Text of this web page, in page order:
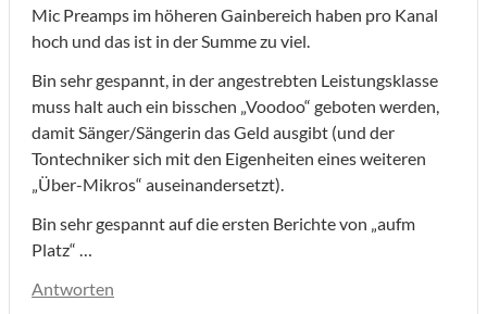
Mic Preamps im höheren Gainbereich haben pro Kanal
hoch und das ist in der Summe zu viel.
Bin sehr gespannt, in der angestrebten Leistungsklasse
muss halt auch ein bisschen „Voodoo“ geboten werden,
damit Sänger/Sängerin das Geld ausgibt (und der
Tontechniker sich mit den Eigenheiten eines weiteren
„Über-Mikros“ auseinandersetzt).
Bin sehr gespannt auf die ersten Berichte von „aufm
Platz“ …
Antworten